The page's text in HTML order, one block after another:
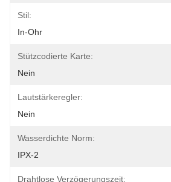
Stil:
In-Ohr
Stützcodierte Karte:
Nein
Lautstärkeregler:
Nein
Wasserdichte Norm:
IPX-2
Drahtlose Verzögerungszeit: